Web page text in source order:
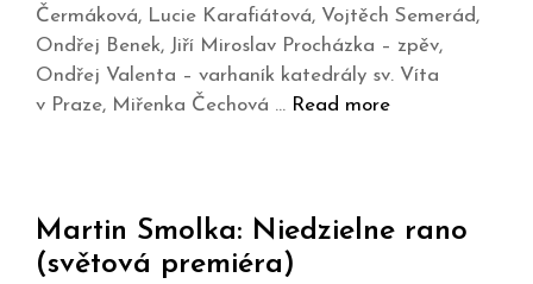
Čermáková, Lucie Karafiátová, Vojtěch Semerád,
Ondřej Benek, Jiří Miroslav Procházka – zpěv,
Ondřej Valenta – varhaník katedrály sv. Víta
v Praze, Miřenka Čechová … Read more
Martin Smolka: Niedzielne rano
(světová premiéra)